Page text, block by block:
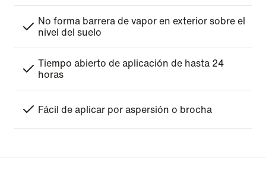
No forma barrera de vapor en exterior sobre el
nivel del suelo
Tiempo abierto de aplicación de hasta 24
horas
Fácil de aplicar por aspersión o brocha